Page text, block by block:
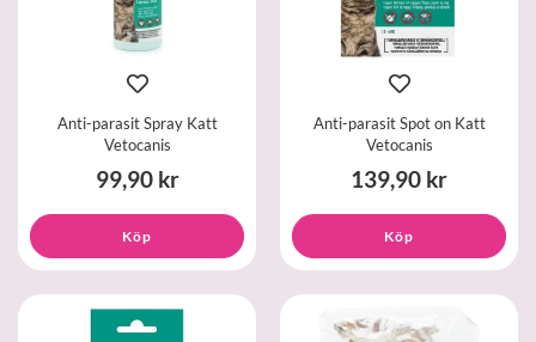
Anti-parasit Spray Katt
Vetocanis
99,90 kr
Köp
Anti-parasit Spot on Katt
Vetocanis
139,90 kr
Köp